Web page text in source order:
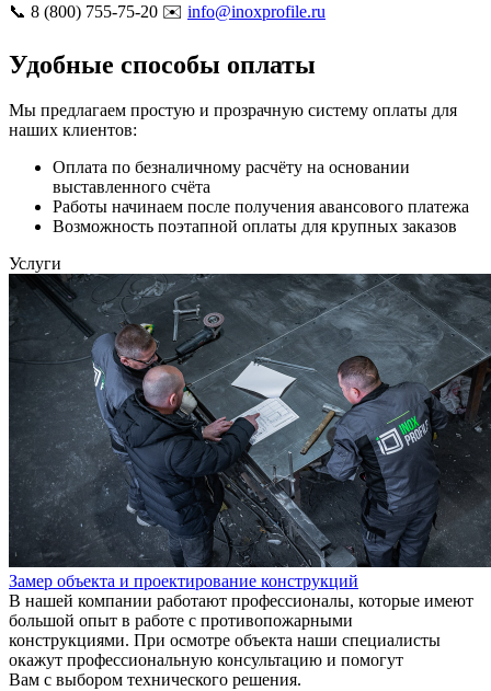
📞 8 (800) 755-75-20 ✉️ info@inoxprofile.ru
Удобные способы оплаты
Мы предлагаем простую и прозрачную систему оплаты для
наших клиентов:
Оплата по безналичному расчёту на основании
выставленного счёта
Работы начинаем после получения авансового платежа
Возможность поэтапной оплаты для крупных заказов
Услуги
Замер объекта и проектирование конструкций
В нашей компании работают профессионалы, которые имеют
большой опыт в работе с противопожарными
конструкциями. При осмотре объекта наши специалисты
окажут профессиональную консультацию и помогут
Вам с выбором технического решения.